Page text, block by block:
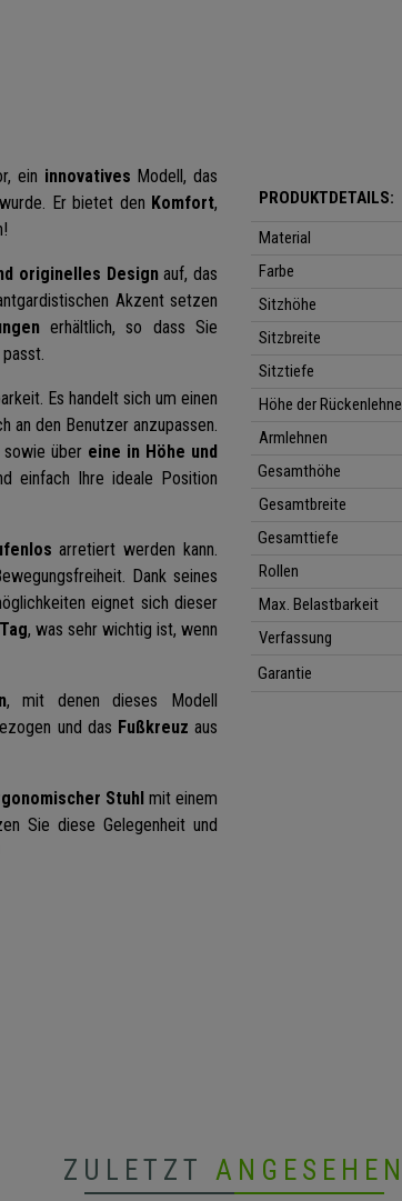
ein innovatives Modell, das
Er bietet den Komfort,
originelles Designauf, das
Akzent setzen
erhältlich, so dass Sie
Es handelt sich um einen
an den Benutzer anzupassen.
sowie über eine in Höhe und
einfach Ihre ideale Position
arretiert werden kann.
Dank seines
eignet sich dieser
, was sehr wichtig ist, wenn
, mit denen dieses Modell
und das Fußkreuz aus
Stuhlmit einem
Sie diese Gelegenheit und
PRODUKTDETAILS:
Material
Farbe
Sitzhöhe
Sitzbreite
Sitztiefe
Höhe der Rückenlehne
Armlehnen
Gesamthöhe
Gesamtbreite
Gesamttiefe
Rollen
Max. Belastbarkeit
Verfassung
Garantie
ZULETZT ANGESEHEN